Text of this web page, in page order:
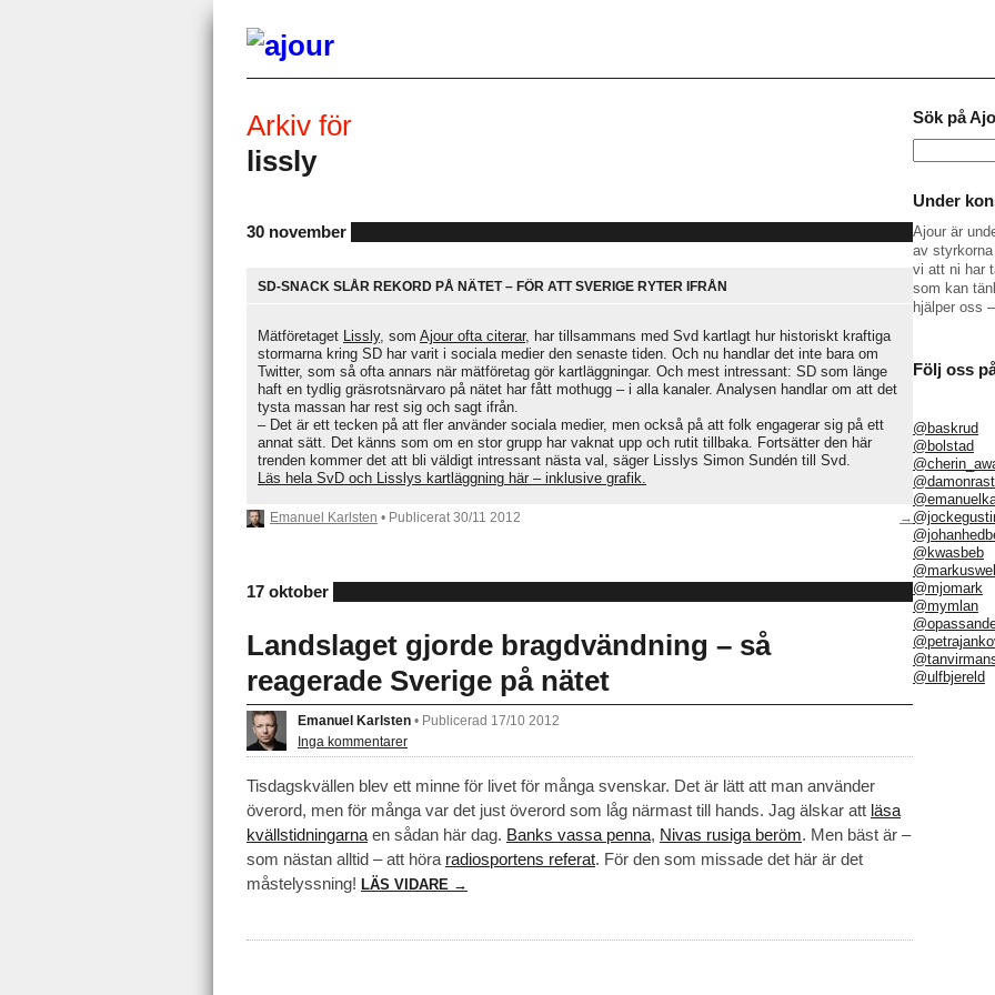
Arkiv för
lissly
30 november
SD-SNACK SLÅR REKORD PÅ NÄTET – FÖR ATT SVERIGE RYTER IFRÅN
Mätföretaget Lissly, som Ajour ofta citerar, har tillsammans med Svd kartlagt hur historiskt kraftiga
stormarna kring SD har varit i sociala medier den senaste tiden. Och nu handlar det inte bara om
Twitter, som så ofta annars när mätföretag gör kartläggningar. Och mest intressant: SD som länge
haft en tydlig gräsrotsnärvaro på nätet har fått mothugg – i alla kanaler. Analysen handlar om att det
tysta massan har rest sig och sagt ifrån.
– Det är ett tecken på att fler använder sociala medier, men också på att folk engagerar sig på ett
annat sätt. Det känns som om en stor grupp har vaknat upp och rutit tillbaka. Fortsätter den här
trenden kommer det att bli väldigt intressant nästa val, säger Lisslys Simon Sundén till Svd.
Läs hela SvD och Lisslys kartläggning här – inklusive grafik.
→
Emanuel Karlsten • Publicerat 30/11 2012
17 oktober
Landslaget gjorde bragdvändning – så
reagerade Sverige på nätet
Emanuel Karlsten • Publicerad 17/10 2012
Inga kommentarer
Tisdagskvällen blev ett minne för livet för många svenskar. Det är lätt att man använder
överord, men för många var det just överord som låg närmast till hands. Jag älskar att läsa
kvällstidningarna en sådan här dag. Banks vassa penna, Nivas rusiga beröm. Men bäst är –
som nästan alltid – att höra radiosportens referat. För den som missade det här är det
måstelyssning! LÄS VIDARE →
Sök på
efter:
Under
Ajour är
av
vi att ni har
som kan
hjälper oss –
Följ oss
@baskrud
@bolstad
@kwasbeb
@mjomark
@mymlan
@ulfbjereld